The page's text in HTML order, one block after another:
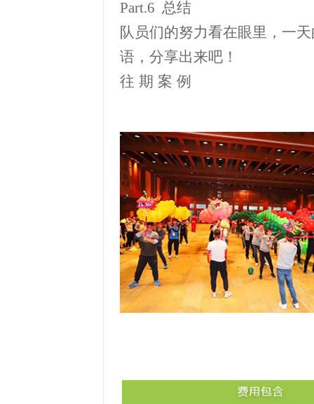
Part.6 总结
队员们的努力看在眼里，一
语，分享出来吧！
往 期 案 例